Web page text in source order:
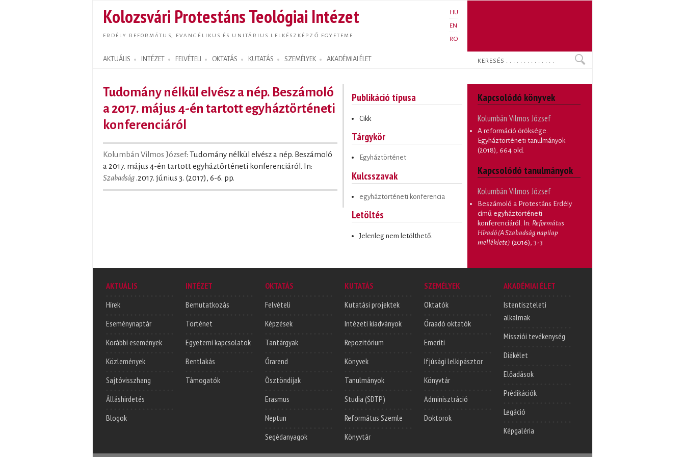
tartalomra
Kolozsvári Protestáns Teológiai Intézet
ERDÉLY REFORMÁTUS, EVANGÉLIKUS ÉS UNITÁRIUS LELKÉSZKÉPZŐ EGYETEME
HU
EN
RO
AKTUÁLIS INTÉZET FELVÉTELI OKTATÁS KUTATÁS SZEMÉLYEK AKADÉMIAI ÉLET
Search form
Keresés
Tudomány nélkül elvész a nép. Beszámoló
a 2017. május 4-én tartott egyháztörténeti
konferenciáról
Kolumbán Vilmos József: Tudomány nélkül elvész a nép. Beszámoló
a 2017. május 4-én tartott egyháztörténeti konferenciáról. In:
Szabadság .2017. június 3. (2017), 6-6. pp.
Publikáció típusa
Cikk
Tárgykör
Egyháztörténet
Kulcsszavak
egyháztörténeti konferencia
Letöltés
Jelenleg nem letölthető.
Kapcsolódó könyvek
Kolumbán Vilmos József
A reformáció öröksége.
Egyháztörténeti tanulmányok
(2018), 664 old.
Kapcsolódó tanulmányok
Kolumbán Vilmos József
Beszámoló a Protestáns Erdély
című egyháztörténeti
konferenciáról . In: Református
Híradó (A Szabadság napilap
melléklete) (2016), 3-3
AKTUÁLIS
Hírek
Eseménynaptár
Korábbi események
Közlemények
Sajtóvisszhang
Álláshirdetés
Blogok
INTÉZET
Bemutatkozás
Történet
Egyetemi kapcsolatok
Bentlakás
Támogatók
OKTATÁS
Felvételi
Képzések
Tantárgyak
Órarend
Ösztöndíjak
Erasmus
Neptun
Segédanyagok
KUTATÁS
Kutatási projektek
Intézeti kiadványok
Repozitórium
Könyvek
Tanulmányok
Studia (SDTP)
Református Szemle
Könyvtár
SZEMÉLYEK
Oktatók
Óraadó oktatók
Emeriti
Ifjúsági lelkipásztor
Könyvtár
Adminisztráció
Doktorok
AKADÉMIAI ÉLET
Istentiszteleti
alkalmak
Missziói tevékenység
Diákélet
Előadások
Prédikációk
Legáció
Képgaléria